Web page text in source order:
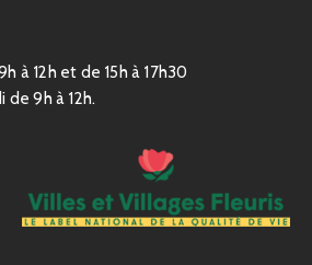
à 12h et de 15h à 17h30
9h à 12h.